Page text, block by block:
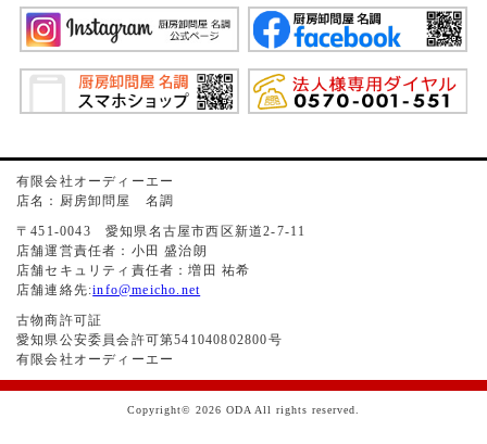
有限会社オーディーエー
店名：厨房卸問屋 名調
〒451-0043 愛知県名古屋市西区新道2-7-11
店舗運営責任者：小田 盛治朗
店舗セキュリティ責任者：増田 祐希
店舗連絡先:info@meicho.net
古物商許可証
愛知県公安委員会許可第541040802800号
有限会社オーディーエー
Copyright© 2026 ODA All rights reserved.